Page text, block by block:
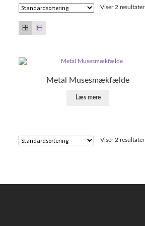
Viser 2 resultater
Metal Musesmækfælde
Læs mere
Viser 2 resultater